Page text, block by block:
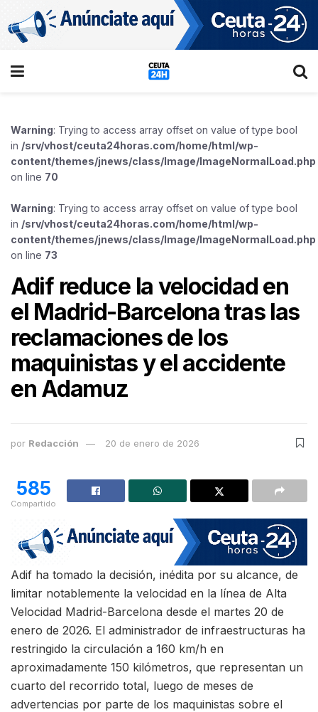
Warning: Trying to access array offset on value of type bool
in /srv/vhost/ceuta24horas.com/home/html/wp-
content/themes/jnews/class/Image/ImageNormalLoad.php
on line 70
Warning: Trying to access array offset on value of type bool
in /srv/vhost/ceuta24horas.com/home/html/wp-
content/themes/jnews/class/Image/ImageNormalLoad.php
on line 73
Adif reduce la velocidad en
el Madrid-Barcelona tras las
reclamaciones de los
maquinistas y el accidente
en Adamuz
por Redacción 20 de enero de 2026
585
Compartido
Adif ha tomado la decisión, inédita por su alcance, de
limitar notablemente la velocidad en la línea de Alta
Velocidad Madrid-Barcelona desde el martes 20 de
enero de 2026. El administrador de infraestructuras ha
restringido la circulación a 160 km/h en
aproximadamente 150 kilómetros, que representan un
cuarto del recorrido total, luego de meses de
advertencias por parte de los maquinistas sobre el